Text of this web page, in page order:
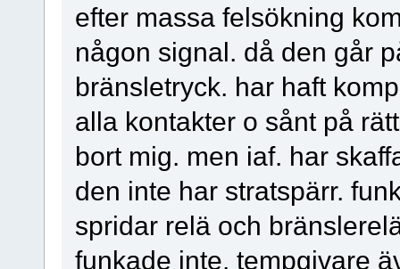
efter massa felsökning
någon signal. då den går
bränsletryck. har haft
alla kontakter o sånt på
bort mig. men iaf. har
den inte har stratspärr.
spridar relä och
funkade inte. tempgivare